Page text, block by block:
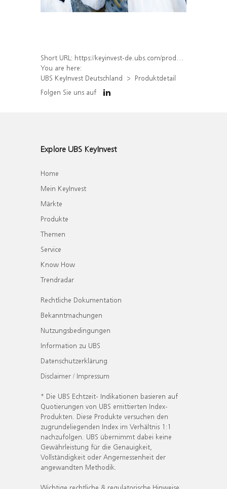
Short URL: https://keyinvest-de.ubs.com/produkt/detail/index/isin/DE000UL9RWC5
You are here:
UBS KeyInvest Deutschland
Produktdetail
Folgen Sie uns auf
Explore UBS KeyInvest
Home
Mein KeyInvest
Märkte
Produkte
Themen
Service
Know How
Trendradar
Rechtliche Dokumentation
Bekanntmachungen
Nutzungsbedingungen
Information zu UBS
Datenschutzerklärung
Disclaimer / Impressum
* Die UBS Echtzeit- Indikationen basieren auf
Quotierungen von UBS emittierten Index-
Produkten. Diese Produkte versuchen den
zugrundeliegenden Index im Verhältnis 1:1
nachzufolgen. UBS übernimmt dabei keine
Gewährleistung für die Genauigkeit,
Vollständigkeit oder Angemessenheit der
angewandten Methodik.